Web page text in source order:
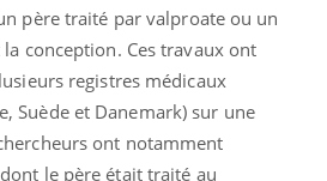
père traité par valproate ou un
conception. Ces travaux ont
registres médicaux
Suède et Danemark) sur une
ont notamment
le père était traité au